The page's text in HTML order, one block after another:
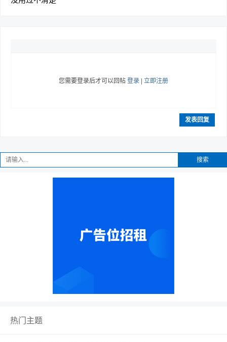
您需要登录后才可以回帖登录 | 立即注册
发表回复
搜索
热门主题